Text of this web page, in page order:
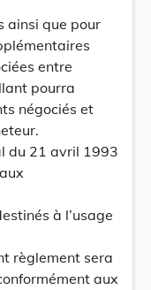
ainsi que pour
entre
pourra
négociés et
du 21 avril 1993
à l’usage
règlement sera
aux